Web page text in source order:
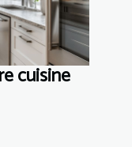
cuisine